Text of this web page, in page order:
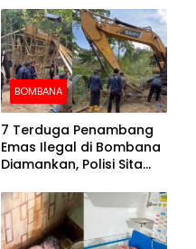
BOMBANA
7 Terduga Penambang
Emas Ilegal di Bombana
Diamankan, Polisi Sita
Crusher